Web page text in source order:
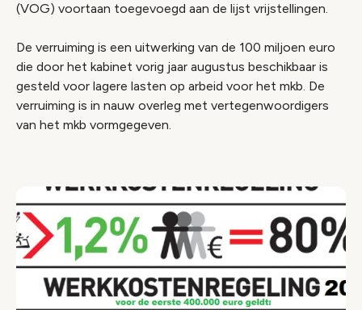
(VOG) voortaan toegevoegd aan de lijst vrijstellingen.
De verruiming is een uitwerking van de 100 miljoen euro
die door het kabinet vorig jaar augustus beschikbaar is
gesteld voor lagere lasten op arbeid voor het mkb. De
verruiming is in nauw overleg met vertegenwoordigers
van het mkb vormgegeven.